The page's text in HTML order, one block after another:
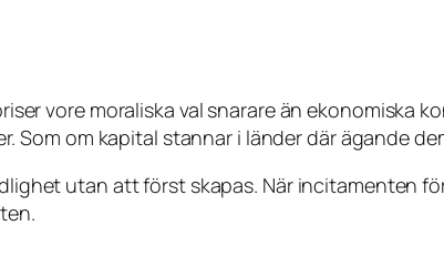
vore moraliska val snarare än ekonomiska
om kapital stannar i länder där ägande
utan att först skapas. När incitamenten